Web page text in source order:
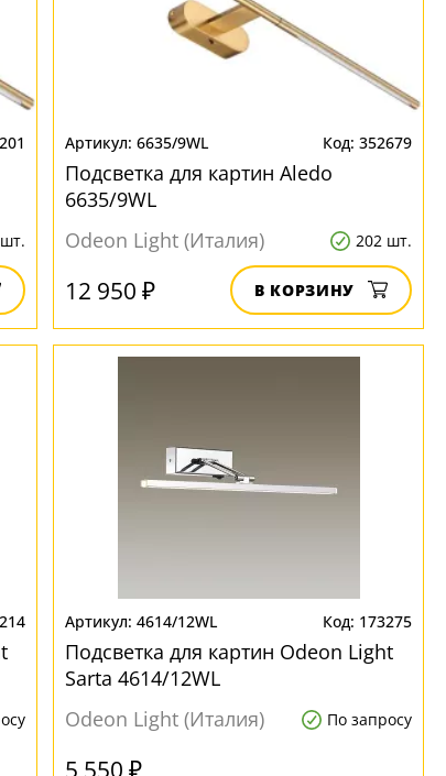
6635/9WL 352679
Подсветка для картин Aledo
6635/9WL
Odeon Light (Италия)
202 шт.
12 950 ₽ В КОРЗИНУ
4614/12WL 173275
Подсветка для картин Odeon Light
Sarta 4614/12WL
Odeon Light (Италия)
По запросу
5 550 ₽